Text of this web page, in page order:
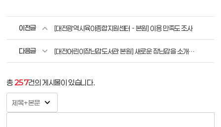
이전글 [대전광역시육아종합지원센터 - 본원] 이용 만족도 조사
다음글 [대전어린이장난감도서관 본원] 새로운 장난감을 소개합니다.
총257건의 게시물이 있습니다.